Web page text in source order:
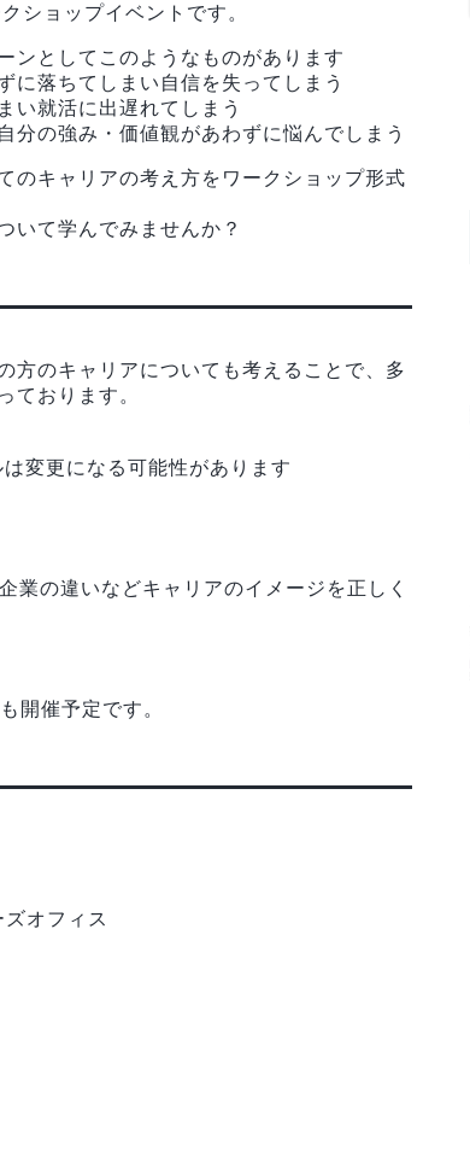
ショップイベントです。
ンとしてこのようなものがあります
に落ちてしまい自信を失ってしまう
い就活に出遅れてしまう
分の強み・価値観があわずに悩んでしまう
のキャリアの考え方をワークショップ形式
いて学んでみませんか？
方のキャリアについても考えることで、多
ております。
変更になる可能性があります
の違いなどキャリアのイメージを正しく
開催予定です。
オフィス